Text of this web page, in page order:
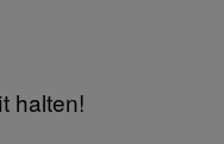
halten!